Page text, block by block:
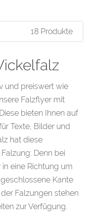
18 Produkte
und preiswert wie
Falzflyer mit
bieten Ihnen auf
Texte, Bilder und
hat diese
Denn bei
eine Richtung um
Kante
Falzungen stehen
zur Verfügung.